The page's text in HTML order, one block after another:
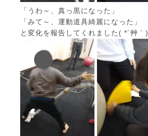
「うわ～、真っ黒になった」
「みて～、運動道具綺麗になった」
と変化を報告してくれました( *´艸｀)